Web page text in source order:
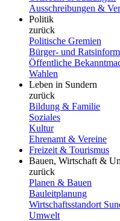
Ausschreibungen &
Politik
zurück
Politische Gremien
Bürger- und
Öffentliche
Wahlen
Leben in Sundern
zurück
Bildung & Familie
Soziales
Kultur
Ehrenamt & Vereine
Freizeit & Tourismus
Bauen, Wirtschaft &
zurück
Planen & Bauen
Bauleitplanung
Wirtschaftsstandort
Umwelt